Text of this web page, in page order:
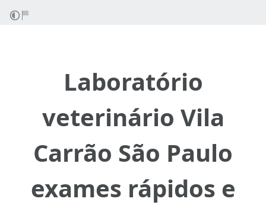
Laboratório
veterinário Vila
Carrão São Paulo
exames rápidos e